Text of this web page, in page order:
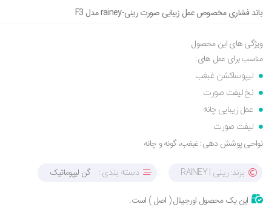
باند فشاری مخصوص عمل زیبایی صورت رینی-rainey مدل F3
ویژگی های این محصول
مناسب برای عمل های:
لیپوساکشن غبغب
نخ لیفت صورت
عمل زیبایی چانه
لیفت صورت
نواحی پوشش دهی: غبغب، گونه و چانه
برند: رینی | RAINEY دسته بندی : گن لیپوماتیک
این یک محصول اورجینال ( اصل ) است.